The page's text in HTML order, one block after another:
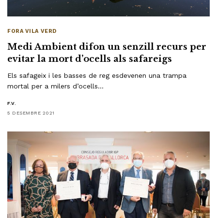
FORA VILA VERD
Medi Ambient difon un senzill recurs per
evitar la mort d’ocells als safareigs
Els safageix i les basses de reg esdevenen una trampa
mortal per a milers d’ocells…
F.V.
5 DESEMBRE 2021